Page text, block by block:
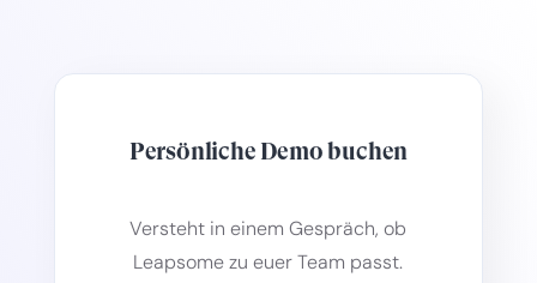
Persönliche Demo buchen
Versteht in einem Gespräch, ob
Leapsome zu euer Team passt.